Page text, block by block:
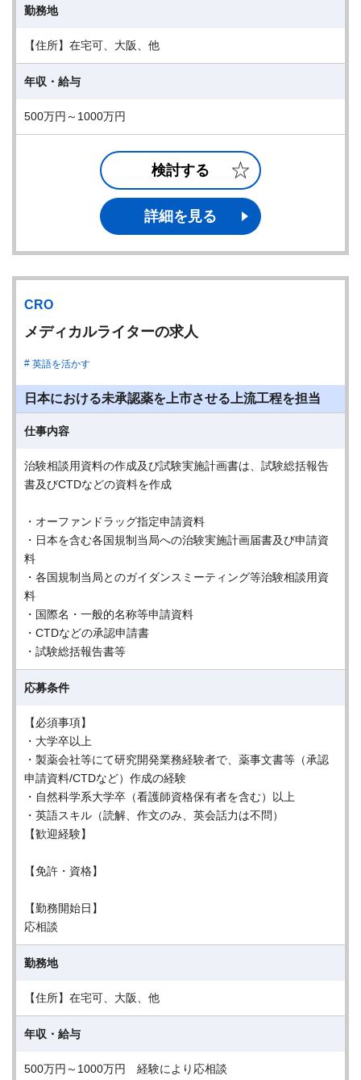
勤務地
【住所】在宅可、大阪、他
年収・給与
500万円～1000万円
検討する
詳細を見る
CRO
メディカルライターの求人
英語を活かす
日本における未承認薬を上市させる上流工程を担当
仕事内容
治験相談用資料の作成及び試験実施計画書は、試験総括報告
書及びCTDなどの資料を作成
・オーファンドラッグ指定申請資料
・日本を含む各国規制当局への治験実施計画届書及び申請資
料
・各国規制当局とのガイダンスミーティング等治験相談用資
料
・国際名・一般的名称等申請資料
・CTDなどの承認申請書
・試験総括報告書等
応募条件
【必須事項】
・大学卒以上
・製薬会社等にて研究開発業務経験者で、薬事文書等（承認
申請資料/CTDなど）作成の経験
・自然科学系大学卒（看護師資格保有者を含む）以上
・英語スキル（読解、作文のみ、英会話力は不問）
【歓迎経験】
【免許・資格】
【勤務開始日】
応相談
勤務地
【住所】在宅可、大阪、他
年収・給与
500万円～1000万円 経験により応相談